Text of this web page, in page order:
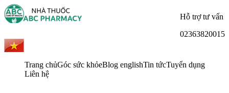
Hỗ trợ tư vấn
02363820015
Trang chủGóc sức khỏeBlog englishTin tứcTuyển dụng
Liên hệ